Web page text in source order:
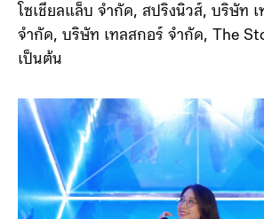
โซเชียลแล็บ จำกัด, สปริงนิวส์, บริษัท
จำกัด, บริษัท เทลสกอร์ จำกัด, The
เป็นต้น